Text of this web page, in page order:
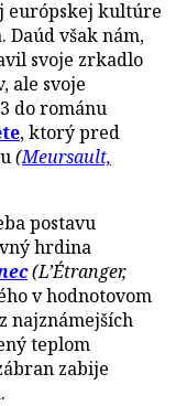
európskej kultúre
Daúd však nám,
svoje zrkadlo
ale svoje
do románu
, ktorý pred
(Meursault,
postavu
hrdina
(L’Étranger,
v hodnotovom
najznámejších
teplom
zabije